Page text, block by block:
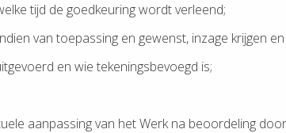
tijd de goedkeuring wordt verleend;
van toepassing en gewenst, inzage krijgen
en wie tekeningsbevoegd is;
aanpassing van het Werk na beoordeling